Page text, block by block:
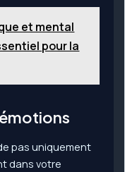
et mental
pour la
pas uniquement
dans votre